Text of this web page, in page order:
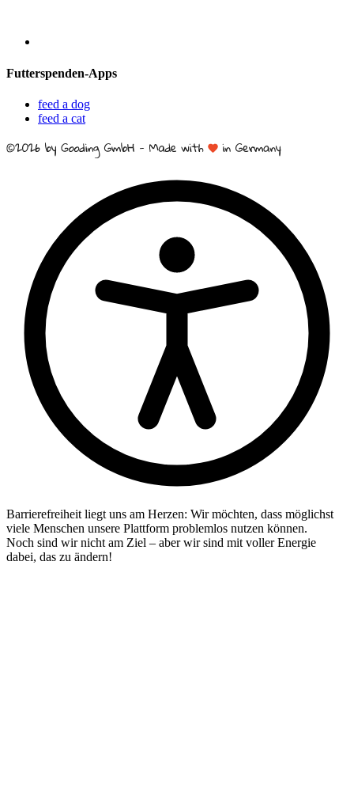
Futterspenden-Apps
feed a dog
feed a cat
Barrierefreiheit liegt uns am Herzen: Wir möchten, dass möglichst
viele Menschen unsere Plattform problemlos nutzen können.
Noch sind wir nicht am Ziel – aber wir sind mit voller Energie
dabei, das zu ändern!